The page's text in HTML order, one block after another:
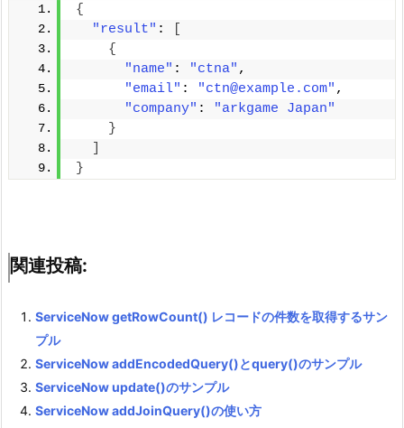
{
"result" :
{
"name" : "ctna" ,
"email" : "ctn@example.com" ,
"company" :
"arkgame Japan"
}
}
関連投稿:
ServiceNow getRowCount() レコードの件数を取得するサン
プル
ServiceNow addEncodedQuery()とquery()のサンプル
ServiceNow update()のサンプル
ServiceNow addJoinQuery()の使い方